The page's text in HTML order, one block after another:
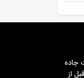
جاده
دو، خیابان احترامی، پلاک 41 (قبل از